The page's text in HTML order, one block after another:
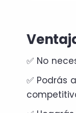
✅ No
✅ Podrás